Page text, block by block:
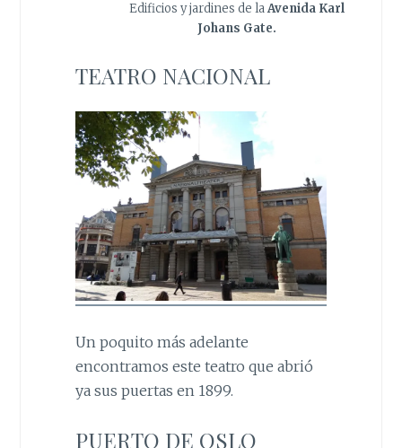
Edificios y jardines de laAvenida Karl
Johans Gate.
TEATRO NACIONAL
Un poquito más adelante
encontramos este teatro que abrió
ya sus puertas en 1899.
PUERTO DE OSLO